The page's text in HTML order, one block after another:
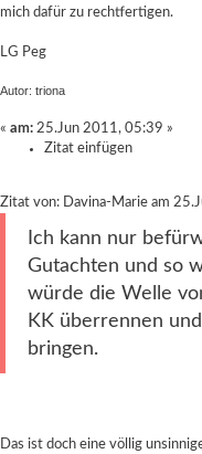
mich dafür zu rechtfertigen.
LG Peg
Autor: triona
« am: 25.Jun 2011, 05:39 »
Zitat einfügen
Zitat von: Davina-Marie am
Ich kann nur
Gutachten und so
würde die Welle
KK überrennen
bringen.
Das ist doch eine völlig